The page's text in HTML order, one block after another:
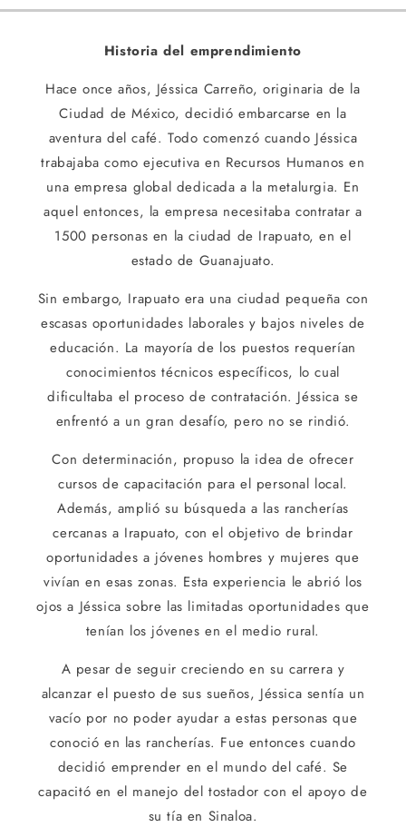
Historia del emprendimiento
Hace once años, Jéssica Carreño, originaria de la
Ciudad de México, decidió embarcarse en la
aventura del café. Todo comenzó cuando Jéssica
trabajaba como ejecutiva en Recursos Humanos en
una empresa global dedicada a la metalurgia. En
aquel entonces, la empresa necesitaba contratar a
1500 personas en la ciudad de Irapuato, en el
estado de Guanajuato.
Sin embargo, Irapuato era una ciudad pequeña con
escasas oportunidades laborales y bajos niveles de
educación. La mayoría de los puestos requerían
conocimientos técnicos específicos, lo cual
dificultaba el proceso de contratación. Jéssica se
enfrentó a un gran desafío, pero no se rindió.
Con determinación, propuso la idea de ofrecer
cursos de capacitación para el personal local.
Además, amplió su búsqueda a las rancherías
cercanas a Irapuato, con el objetivo de brindar
oportunidades a jóvenes hombres y mujeres que
vivían en esas zonas. Esta experiencia le abrió los
ojos a Jéssica sobre las limitadas oportunidades que
tenían los jóvenes en el medio rural.
A pesar de seguir creciendo en su carrera y
alcanzar el puesto de sus sueños, Jéssica sentía un
vacío por no poder ayudar a estas personas que
conoció en las rancherías. Fue entonces cuando
decidió emprender en el mundo del café. Se
capacitó en el manejo del tostador con el apoyo de
su tía en Sinaloa.